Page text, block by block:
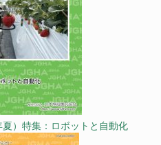
）特集：ロボットと自動化